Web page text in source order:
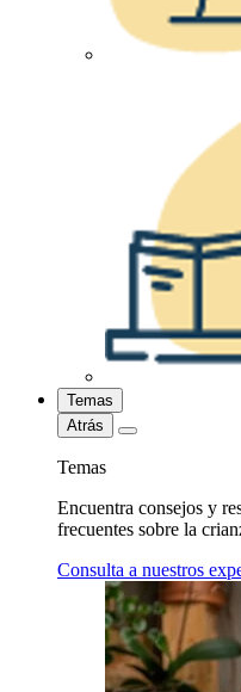
Temas
Atrás
Temas
Encuentra consejos y
frecuentes sobre la
Consulta a nuestros